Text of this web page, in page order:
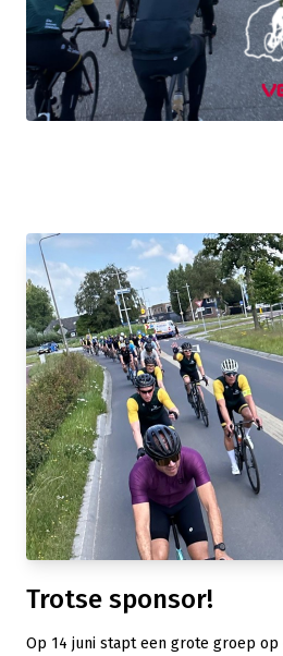
Trotse sponsor!
Op 14 juni stapt een grote groep